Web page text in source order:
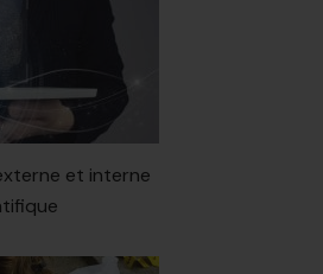
et interne